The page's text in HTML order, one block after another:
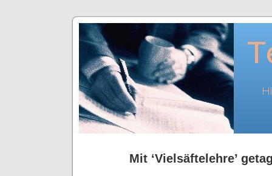
Mit ‘Vielsäftelehre’